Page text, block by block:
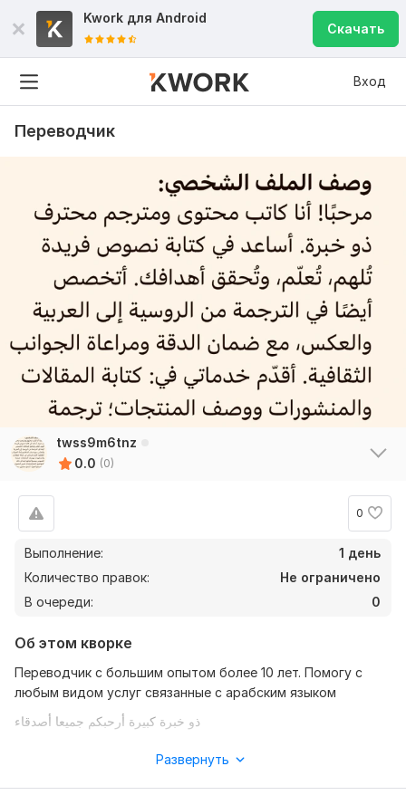
Kwork для Android
Скачать
Вход
Переводчик
twss9m6tnz
0.0 (0)
0
Выполнение:
1 день
Количество правок:
Не ограничено
В очереди:
0
Об этом кворке
Переводчик с большим опытом более 10 лет. Помогу с
любым видом услуг связанные с арабским языком
ذو خبرة كبيرة أرحبكم جميعا أصدقاء
Развернуть